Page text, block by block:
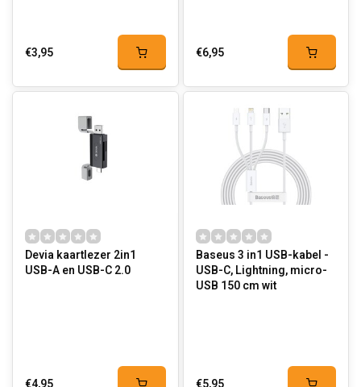
€3,95 €6,95
Devia kaartlezer 2in1
USB-A en USB-C 2.0
Baseus 3 in1 USB-kabel -
USB-C, Lightning, micro-
USB 150 cm wit